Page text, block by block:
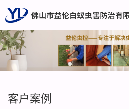
客户案例